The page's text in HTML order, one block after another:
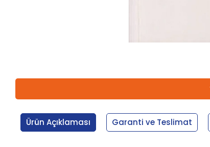
Ürün Açıklaması Garanti ve Teslimat